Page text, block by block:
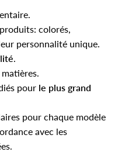
colorés,
personnalité unique.
.
matières.
pour le plus grand
pour chaque modèle
avec les